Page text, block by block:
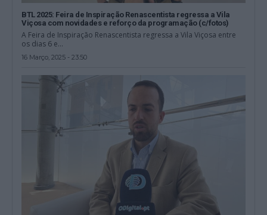
BTL 2025: Feira de Inspiração Renascentista regressa a Vila
Viçosa com novidades e reforço da programação (c/fotos)
A Feira de Inspiração Renascentista regressa a Vila Viçosa entre
os dias 6 e...
16 Março, 2025 - 23:50